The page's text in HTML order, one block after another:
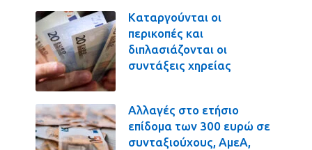
Καταργούνται οι
περικοπές και
διπλασιάζονται οι
συντάξεις χηρείας
Αλλαγές στο ετήσιο
επίδομα των 300 ευρώ σε
συνταξιούχους, ΑμεΑ,